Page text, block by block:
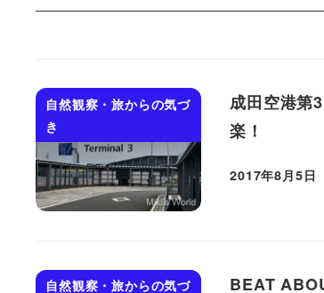
自然観察・旅からの気づ
き
成田空港第
楽！
投稿日
2017年8月5日
自然観察・旅からの気づ
BEAT